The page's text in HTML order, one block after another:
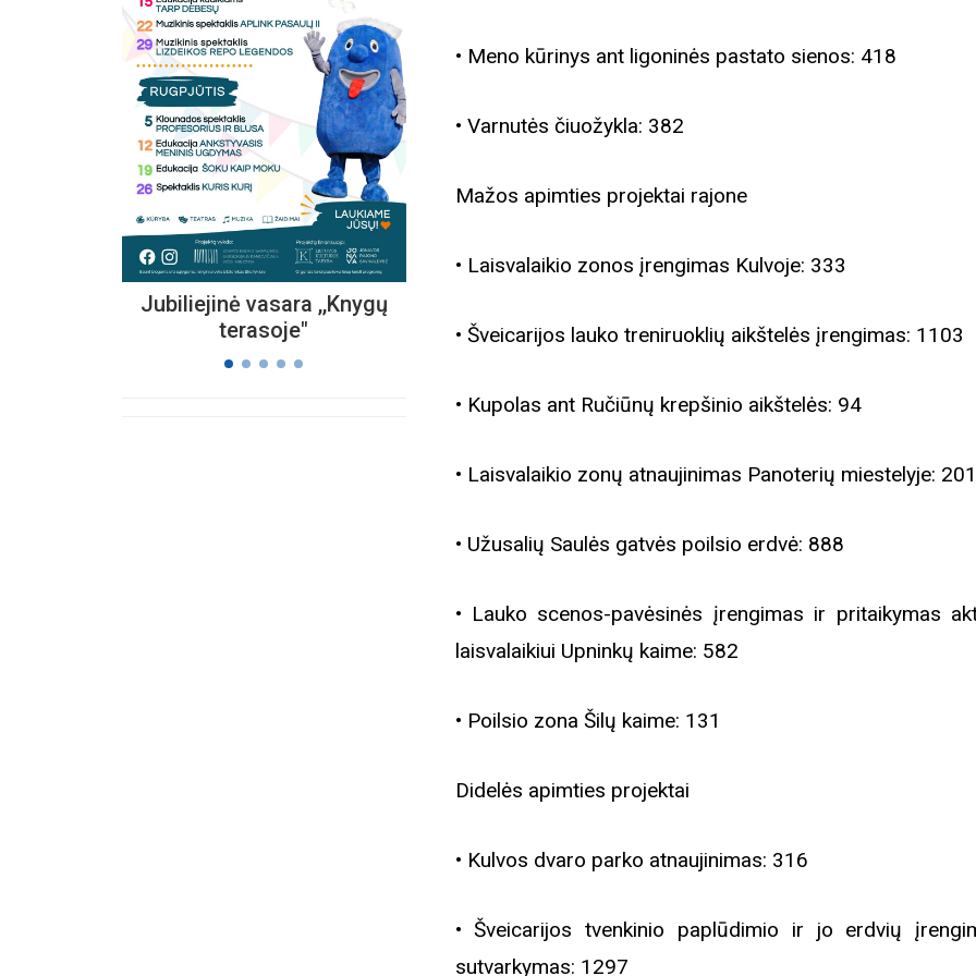
Jubiliejinė vasara ,,Knygų
terasoje"
Kviečiame aplankyti parodą
Viešpatie“. Legendinio
• Meno kūrinys ant ligoninės pastato sienos: 418
• Varnutės čiuožykla: 382
Mažos apimties projektai rajone
• Laisvalaikio zonos įrengimas Kulvoje: 333
• Šveicarijos lauko treniruoklių aikštelės įrengimas: 1103
• Kupolas ant Ručiūnų krepšinio aikštelės: 94
• Laisvalaikio zonų atnaujinimas Panoterių miestelyje: 201
• Užusalių Saulės gatvės poilsio erdvė: 888
• Lauko scenos-pavėsinės įrengimas ir pritaikymas
laisvalaikiui Upninkų kaime: 582
• Poilsio zona Šilų kaime: 131
Didelės apimties projektai
• Kulvos dvaro parko atnaujinimas: 316
• Šveicarijos tvenkinio paplūdimio ir jo erdvių
sutvarkymas: 1297